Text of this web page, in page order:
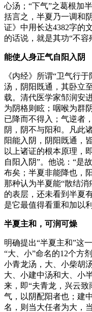
心汤；“下气”之葛根加
括言之，半夏乃一调和
证》中用长达4382字的
的话说，就是其功“不容
能使人身正气自阳入阴
《内经》所谓“卫气行
汤，阴阳既通，其卧立
载。清代医学家邹润安
为阴格则眩；咽喉为群
已降而不得入；气逆者
阴，阴不与阳和。凡此
阳能入阴，阴阳既通，
以上诸证的根本原理，
自阳入阴”。他说：“是
布矣；半夏非能降也，
那种认为半夏能“散结消
的表层，还未看到半夏
是它最值得看重和加以
半夏主和，可润可燥
明确提出“半夏主和”这
“大、小”命名的12个方
小青龙汤，大、小柴胡
大、小建中汤和大、小
来，即“夫青龙，兴云
气，以阴配阳者也；建
名，则当大任者为大，